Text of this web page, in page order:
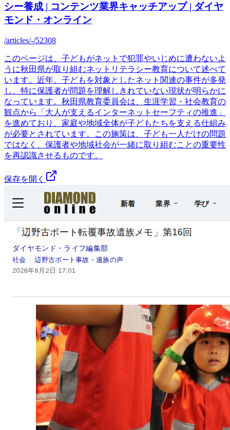
シー養成 | コンテンツ業界キャッチアップ | ダイヤ
モンド・オンライン
/articles/-/52308
このページは、子どもがネットで犯罪やいじめに遭わないよ
うに秋田県が取り組むネットリテラシー教育について述べて
います。近年、子どもを対象としたネット関連の事件が多発
し、特に保護者が問題を理解しきれていない現状が明らかに
なっています。秋田県教育委員会は、生涯学習・社会教育の
観点から「大人が支えるインターネットセーフティの推進」
を進めており、家庭や地域全体が子どもたちを支える仕組み
が必要とされています。この施策は、子ども一人だけの問題
ではなく、保護者や地域社会が一緒に取り組むことの重要性
を再認識させるものです。
保存を開く